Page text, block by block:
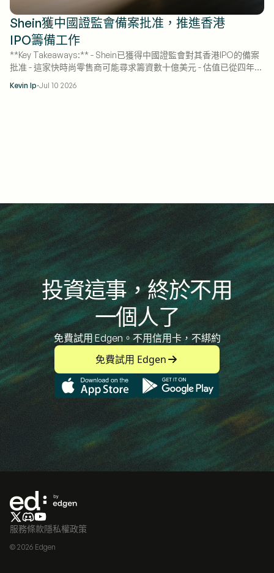
Shein獲中國證監會備案批准，推進香港
IPO籌備工作
**Key Takeaways:** - Shein已獲得中國證監會對其香港IPO的備案
批准 - 這家快時尚零售商可能尋求籌資數十億美元 - 估值已從四年前
Kevin Ip·Jul 10 2026
投資這事，終於不用
一個人了
免費試用 Edgen。不用信用卡，不綁約
免費試用 Edgen
服務條款隱私權政策
© 2026 Edgen